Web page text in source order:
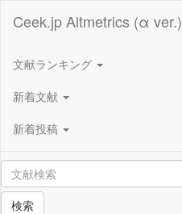
Ceek.jp Altmetrics (α ver.)
文献ランキング
新着文献
新着投稿
検索